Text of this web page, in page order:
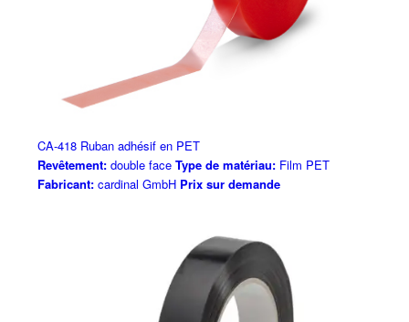
CA-418 Ruban adhésif en PET
Revêtement:double face Type de matériau:Film PET
Fabricant:cardinal GmbH Prix sur demande